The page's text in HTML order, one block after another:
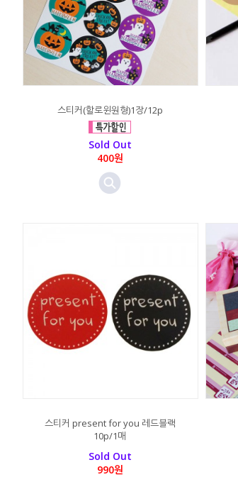
스티커(할로윈원형)1장/12p
Sold Out
400원
스티커 present for you 레드블랙
10p/1매
Sold Out
990원